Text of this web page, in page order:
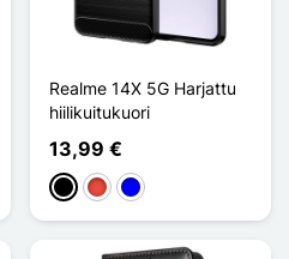
Realme 14X 5G Harjattu
hiilikuitukuori
13,99 €
MustaPunainen
Sininen